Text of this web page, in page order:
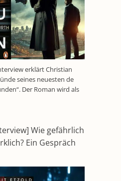
erklärt Christian
seines neuesten de
Der Roman wird als
Wie gefährlich
Ein Gespräch